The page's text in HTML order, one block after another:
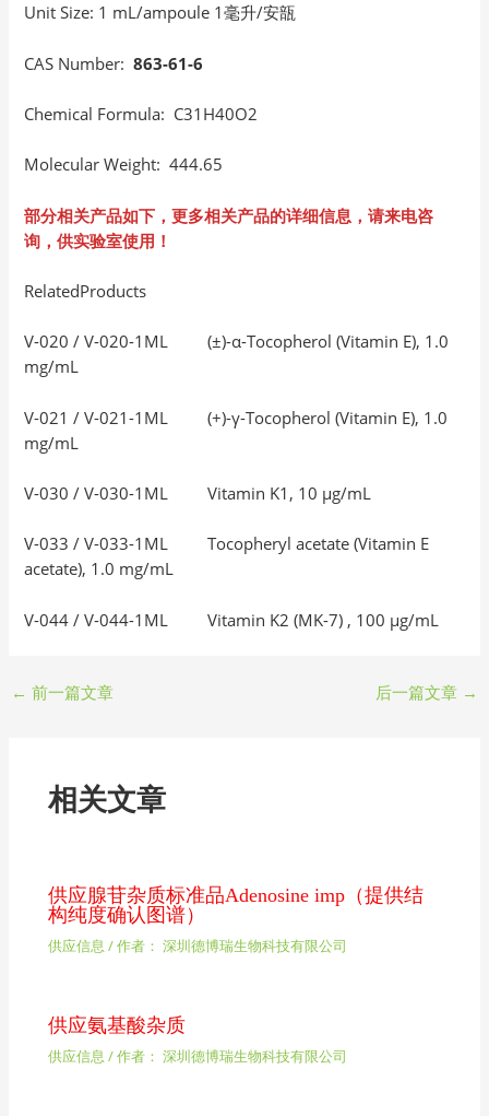
Unit Size: 1 mL/ampoule 1毫升/安瓿
CAS Number:863-61-6
Chemical Formula: C31H40O2
Molecular Weight: 444.65
部分相关产品如下，更多相关产品的详细信息，请来电咨
询，供实验室使用！
RelatedProducts
V-020 / V-020-1ML (±)-α-Tocopherol (Vitamin E), 1.0
mg/mL
V-021 / V-021-1ML (+)-γ-Tocopherol (Vitamin E), 1.0
mg/mL
V-030 / V-030-1ML Vitamin K1, 10 µg/mL
V-033 / V-033-1ML Tocopheryl acetate (Vitamin E
acetate), 1.0 mg/mL
V-044 / V-044-1ML Vitamin K2 (MK-7) , 100 μg/mL
← 前一篇文章 后一篇文章 →
相关文章
供应腺苷杂质标准品Adenosine imp（提供结
构纯度确认图谱）
供应信息 / 作者： 深圳德博瑞生物科技有限公司
供应氨基酸杂质
供应信息 / 作者： 深圳德博瑞生物科技有限公司